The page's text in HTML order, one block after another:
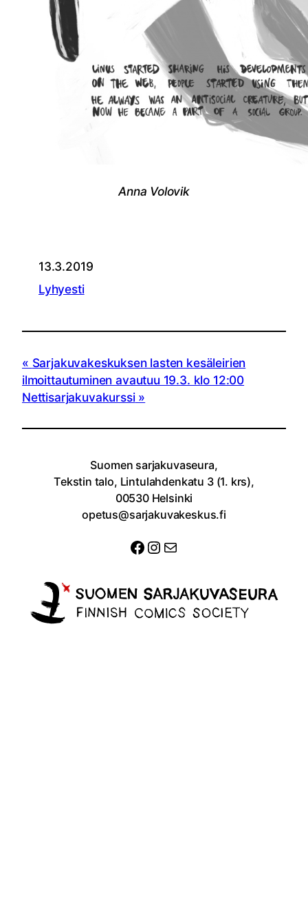
Anna Volovik
13.3.2019
Lyhyesti
Sarjakuvakeskuksen lasten kesäleirien
ilmoittautuminen avautuu 19.3. klo 12:00
Nettisarjakuvakurssi
Suomen sarjakuvaseura,
Tekstin talo, Lintulahdenkatu 3 (1. krs),
00530 Helsinki
opetus@sarjakuvakeskus.fi
Facebook
Instagram
Sähköposti